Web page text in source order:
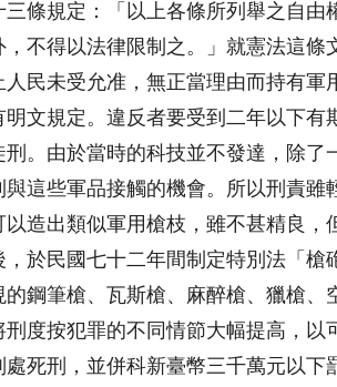
條規定：「以上各條所列舉之自
不得以法律限制之。」就憲法這
民未受允准，無正當理由而持有軍
文規定。違反者要受到二年以下有
。由於當時的科技並不發達，除了
這些軍品接觸的機會。所以刑責雖
造出類似軍用槍枝，雖不甚精良，
於民國七十二年間制定特別法「
鋼筆槍、瓦斯槍、麻醉槍、獵槍
度按犯罪的不同情節大幅提高，以
死刑，並併科新臺幣三千萬元以